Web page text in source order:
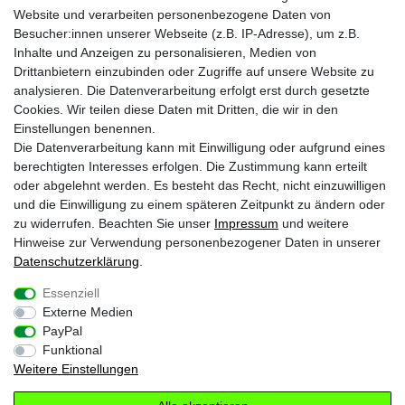
Retourenabwicklung
Batteriehinweise
Frequently Asked Questions
Über uns
BLEIB VERBUNDEN
Krazy8 @ Facebook
Krazy8 @ Instagram
Nur an Werktagen von Montags bis Freitags. Bei Zahlung per Vorkasse ab
Zahlungseingang
Gilt für Lieferungen nach Deutschland (Lieferzeit bei Vorkasse 3-4 Werktage ab
Zahlungsanweisung). Lieferzeiten für andere Länder und Informationen zur
Berechnung des Liefertermins sieheZahlungs- & Versandinfos
* inkl. gesetzl. MwSt. zzgl. Versandkosten
Website und verarbeiten personenbezogene Daten von
Besucher:innen unserer Webseite (z.B. IP-Adresse), um z.B.
Inhalte und Anzeigen zu personalisieren, Medien von
Drittanbietern einzubinden oder Zugriffe auf unsere Website zu
analysieren. Die Datenverarbeitung erfolgt erst durch gesetzte
Cookies. Wir teilen diese Daten mit Dritten, die wir in den
Einstellungen benennen.
Die Datenverarbeitung kann mit Einwilligung oder aufgrund eines
berechtigten Interesses erfolgen. Die Zustimmung kann erteilt
oder abgelehnt werden. Es besteht das Recht, nicht einzuwilligen
und die Einwilligung zu einem späteren Zeitpunkt zu ändern oder
zu widerrufen. Beachten Sie unser Impressum und weitere
Hinweise zur Verwendung personenbezogener Daten in unserer
Daten­schutz­erklärung
Essenziell
Externe Medien
PayPal
Funktional
Weitere Einstellungen
Impressum